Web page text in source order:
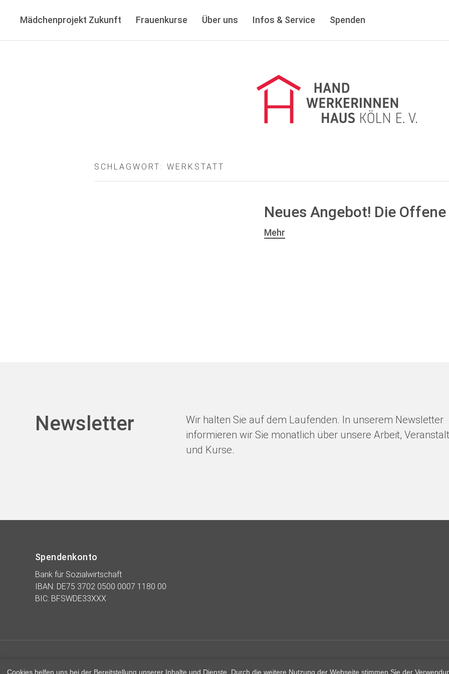
Cookies helfen uns bei der Bereitstellung unserer Inhalte und Dienste. Durch die weitere Nutzung der Webseite stimmen Sie der
Mädchenprojekt Zukunft Frauenkurse Über uns Infos & Service Spenden
SCHLAGWORT:WERKSTATT
Neues Angebot! Die
Mehr
Newsletter
Wir halten Sie auf dem Laufenden. In unserem Newsletter
informieren wir Sie monatlich über unsere Arbeit,
und Kurse.
Spendenkonto
Bank für Sozialwirtschaft
IBAN: DE75 3702 0500 0007 1180 00
BIC: BFSWDE33XXX